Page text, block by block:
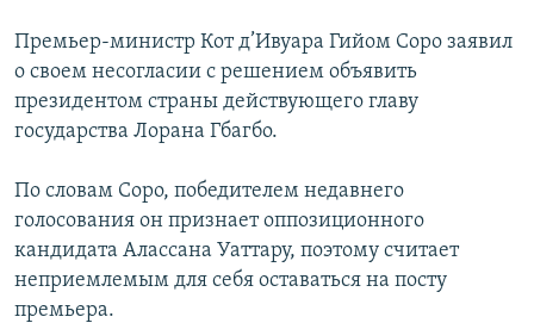
Вернутся
поиску
КАВКАЗ.РЕАЛИИ
СИБИРЬ.РЕАЛИИ
РАСПИСАНИЕ ВЕЩАНИЯ
ПОДПИШИТЕСЬ НА РАССЫЛКУ
СОЦИАЛЬНЫЕ СЕТИ
Премьер-министр Кот д’Ивуара Гийом Соро заявил
о своем несогласии с решением объявить
президентом страны действующего главу
государства Лорана Гбагбо.
По словам Соро, победителем недавнего
голосования он признает оппозиционного
кандидата Алассана Уаттару, поэтому считает
неприемлемым для себя оставаться на посту
премьера.